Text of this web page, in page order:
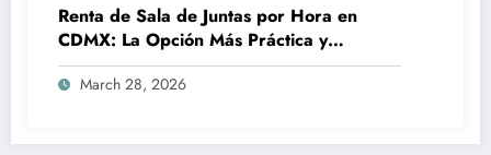
Renta de Sala de Juntas por Hora en
CDMX: La Opción Más Práctica y
Profesional para Tus Reuniones de
Negocios
March 28, 2026